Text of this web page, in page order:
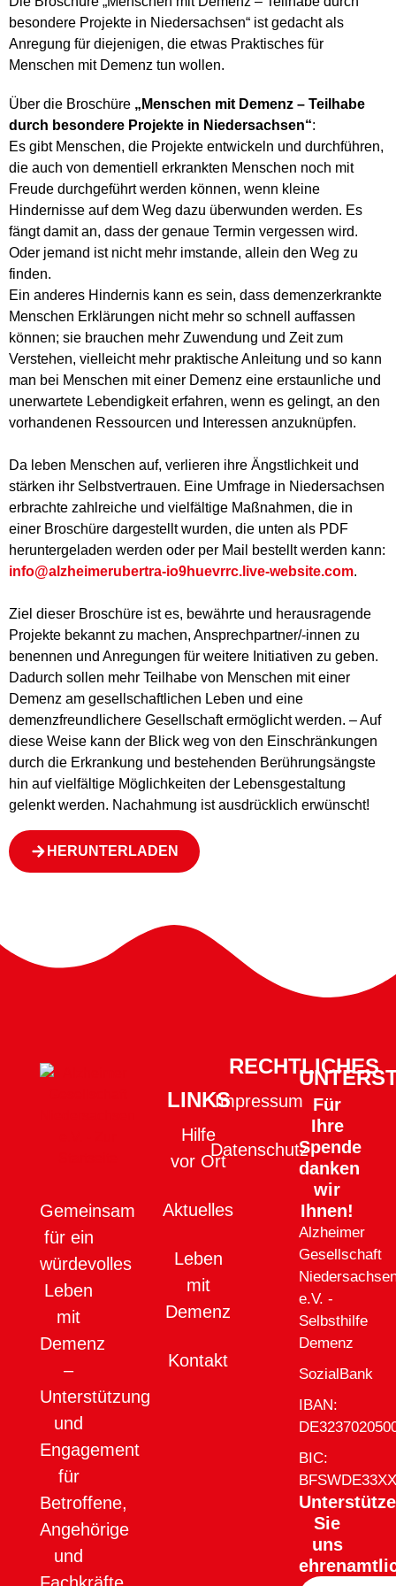
besondere Projekte in Niedersachsen“ ist gedacht als
Anregung für diejenigen, die etwas Praktisches für
Menschen mit Demenz tun wollen.
Über die Broschüre „Menschen mit Demenz – Teilhabe
durch besondere Projekte in Niedersachsen“:
Es gibt Menschen, die Projekte entwickeln und durchführen,
die auch von dementiell erkrankten Menschen noch mit
Freude durchgeführt werden können, wenn kleine
Hindernisse auf dem Weg dazu überwunden werden. Es
fängt damit an, dass der genaue Termin vergessen wird.
Oder jemand ist nicht mehr imstande, allein den Weg zu
finden.
Ein anderes Hindernis kann es sein, dass demenzerkrankte
Menschen Erklärungen nicht mehr so schnell auffassen
können; sie brauchen mehr Zuwendung und Zeit zum
Verstehen, vielleicht mehr praktische Anleitung und so kann
man bei Menschen mit einer Demenz eine erstaunliche und
unerwartete Lebendigkeit erfahren, wenn es gelingt, an den
vorhandenen Ressourcen und Interessen anzuknüpfen.
Da leben Menschen auf, verlieren ihre Ängstlichkeit und
stärken ihr Selbstvertrauen. Eine Umfrage in Niedersachsen
erbrachte zahlreiche und vielfältige Maßnahmen, die in
einer Broschüre dargestellt wurden, die unten als PDF
heruntergeladen werden oder per Mail bestellt werden kann:
info@alzheimerubertra-io9huevrrc.live-website.com.
Ziel dieser Broschüre ist es, bewährte und herausragende
Projekte bekannt zu machen, Ansprechpartner/-innen zu
benennen und Anregungen für weitere Initiativen zu geben.
Dadurch sollen mehr Teilhabe von Menschen mit einer
Demenz am gesellschaftlichen Leben und eine
demenzfreundlichere Gesellschaft ermöglicht werden. – Auf
diese Weise kann der Blick weg von den Einschränkungen
durch die Erkrankung und bestehenden Berührungsängste
hin auf vielfältige Möglichkeiten der Lebensgestaltung
gelenkt werden. Nachahmung ist ausdrücklich erwünscht!
HERUNTERLADEN
Gemeinsam
für ein
würdevolles
Leben
mit
Demenz
–
Unterstützung
und
Engagement
für
Betroffene,
Angehörige
und
LINKS
Hilfe
vor Ort
Aktuelles
Leben
mit
Demenz
Kontakt
RECHTLICHES
Impressum
Datenschutz
Für
Ihre
Spende
danken
wir
Ihnen!
Alzheimer
Gesellschaft
e.V. -
Selbsthilfe
Demenz
SozialBank
IBAN:
BIC:
Sie
uns